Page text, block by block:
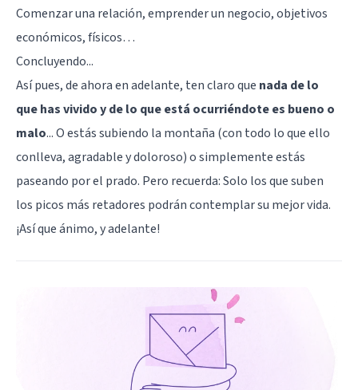
Comenzar una relación, emprender un negocio, objetivos
económicos, físicos…
Concluyendo...
Así pues, de ahora en adelante, ten claro que nada de lo
que has vivido y de lo que está ocurriéndote es bueno o
malo... O estás subiendo la montaña (con todo lo que ello
conlleva, agradable y doloroso) o simplemente estás
paseando por el prado. Pero recuerda: Solo los que suben
los picos más retadores podrán contemplar su mejor vida.
¡Así que ánimo, y adelante!